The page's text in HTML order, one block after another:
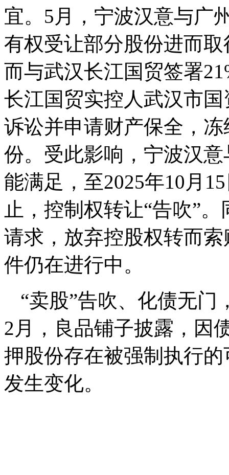
宜。5月，宁波汉意与广
有权受让部分股份进而
而与武汉长江国贸签署
长江国贸实控人武汉市
诉讼并申请财产保全，
份。受此影响，宁波汉
能满足，至2025年10月
止，控制权转让“告吹”
请求，放弃控股权转而
件仍在进行中。
“卖股”告吹、化债无
2月，良品铺子披露，因
押股份存在被强制执行
发生变化。